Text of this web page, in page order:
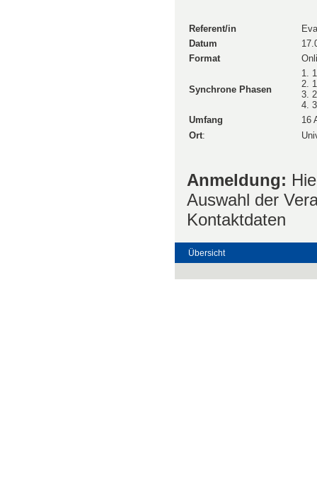
Referent/in
Datum
Format
Synchrone Phasen
1.
2.
3.
4.
Umfang
16
Ort:
Anmeldung:
Auswahl der
Kontaktdaten
Übersicht